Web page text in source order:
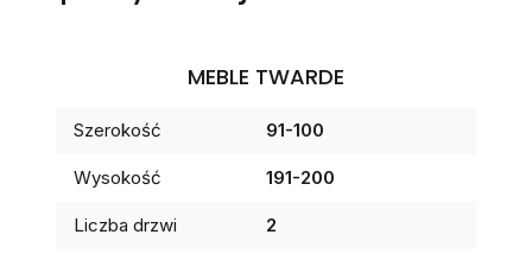
MEBLE TWARDE
Szerokość 91-100
Wysokość 191-200
Liczba drzwi 2